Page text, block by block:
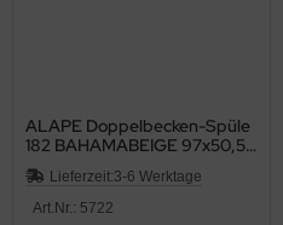
ALAPE Doppelbecken-Spüle
182 BAHAMABEIGE 97x50,5
cm
Lieferzeit:3-6 Werktage
Art.Nr.: 5722